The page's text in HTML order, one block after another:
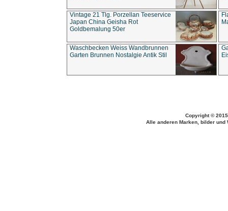
Vintage 21 Tlg. Porzellan Teeservice
Japan China Geisha Rot
Goldbemalung 50er
Waschbecken Weiss Wandbrunnen
Garten Brunnen Nostalgie Antik Stil
Copyright ©
Alle anderen Marken, bilder und